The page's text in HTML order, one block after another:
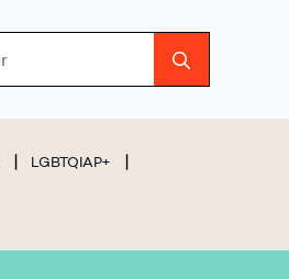
LGBTQIAP+